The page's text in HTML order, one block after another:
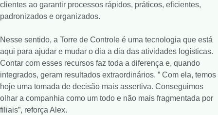
clientes ao garantir processos rápidos, práticos, eficientes,
padronizados e organizados.
Nesse sentido, a Torre de Controle é uma tecnologia que está
aqui para ajudar e mudar o dia a dia das atividades logísticas.
Contar com esses recursos faz toda a diferença e, quando
integrados, geram resultados extraordinários. ” Com ela, temos
hoje uma tomada de decisão mais assertiva. Conseguimos
olhar a companhia como um todo e não mais fragmentada por
filiais”, reforça Alex.